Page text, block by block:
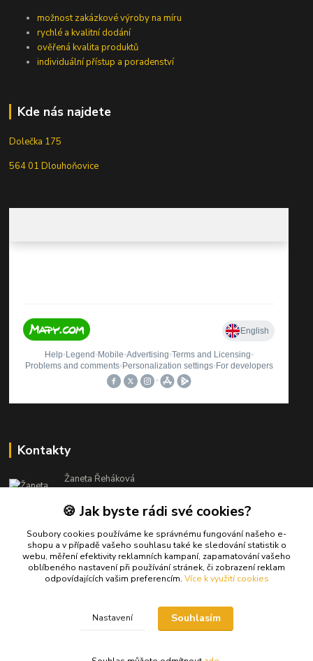
možnost zakázkové výroby na míru
rychlé a kvalitní dodání
ověřená kvalita produktů
individuální přístup a poradenství
Kde nás najdete
Dolečka 175
564 01 Dlouhoňovice
Kontakty
Žaneta Řeháková
+420 773 061 394
(Po-Pá, 8-15:30 hod.)
info@atenaz.cz
Upravit sběr cookies.
🍪 Jak byste rádi své cookies?
Soubory cookies používáme ke správnému fungování našeho e-
shopu a v případě vašeho souhlasu také ke sledování statistik o
webu, měření efektivity reklamních kampaní, zapamatování vašeho
oblíbeného nastavení při používání stránek, či zobrazení reklam
odpovídajících vašim preferencím. Více k využití cookies
Nastavení Souhlasím